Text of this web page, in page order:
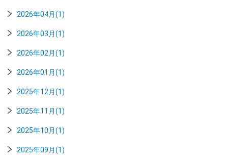
2026年04月(1)
2026年03月(1)
2026年02月(1)
2026年01月(1)
2025年12月(1)
2025年11月(1)
2025年10月(1)
2025年09月(1)